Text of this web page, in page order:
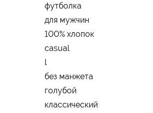
футболка
для мужчин
100% хлопок
casual
l
без манжета
голубой
классический